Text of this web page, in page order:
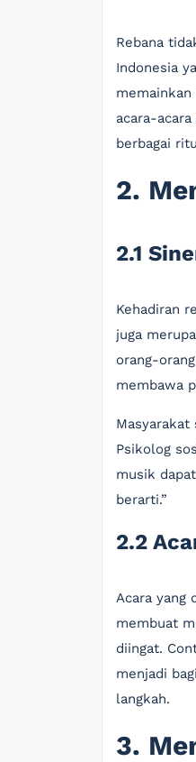
Rebana
Indonesia
acara-
berbagai
2.
2.1
Kehadiran
juga
orang-
membawa
Psikolog
musik
berarti.”
2.2
Acara yang
membuat
diingat.
menjadi
langkah.
3.